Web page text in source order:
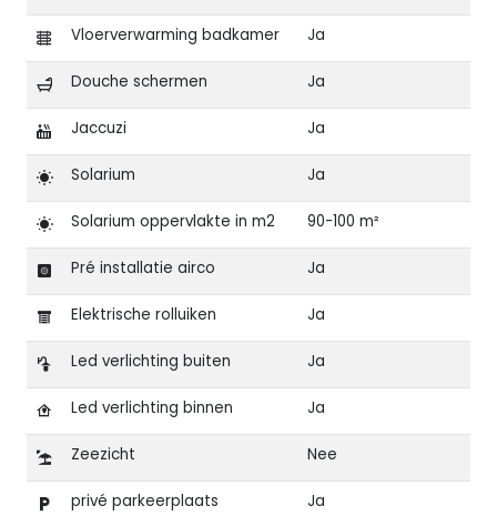
Vloerverwarming badkamer Ja
Douche schermen Ja
Jaccuzi Ja
Solarium Ja
Solarium oppervlakte in m2 90-100 m²
Pré installatie airco Ja
Elektrische rolluiken Ja
Led verlichting buiten Ja
Led verlichting binnen Ja
Zeezicht Nee
privé parkeerplaats Ja